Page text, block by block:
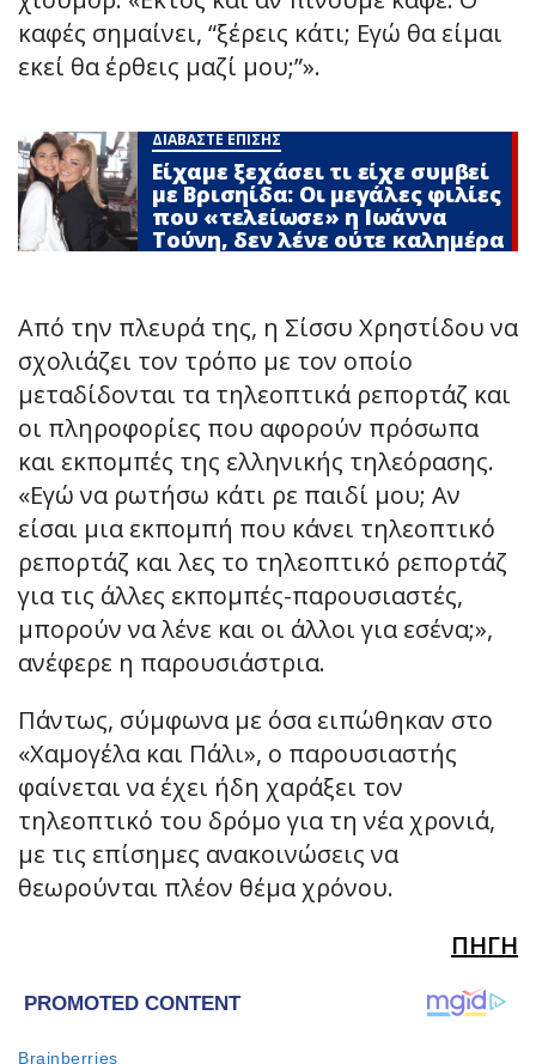
καφές σημαίνει, “ξέρεις κάτι; Εγώ θα είμαι
εκεί θα έρθεις μαζί μου;”».
ΔΙΑΒΑΣΤΕ ΕΠΙΣΗΣ
Είχαμε ξεχάσει τι είχε συμβεί
με Βρισηίδα: Οι μεγάλες φιλίες
που «τελείωσε» η Ιωάννα
Τούνη, δεν λένε ούτε καλημέρα
Από την πλευρά της, η Σίσσυ Χρηστίδου να
σχολιάζει τον τρόπο με τον οποίο
μεταδίδονται τα τηλεοπτικά ρεπορτάζ και
οι πληροφορίες που αφορούν πρόσωπα
και εκπομπές της ελληνικής τηλεόρασης.
«Εγώ να ρωτήσω κάτι ρε παιδί μου; Αν
είσαι μια εκπομπή που κάνει τηλεοπτικό
ρεπορτάζ και λες το τηλεοπτικό ρεπορτάζ
για τις άλλες εκπομπές-παρουσιαστές,
μπορούν να λένε και οι άλλοι για εσένα;»,
ανέφερε η παρουσιάστρια.
Πάντως, σύμφωνα με όσα ειπώθηκαν στο
«Χαμογέλα και Πάλι», ο παρουσιαστής
φαίνεται να έχει ήδη χαράξει τον
τηλεοπτικό του δρόμο για τη νέα χρονιά,
με τις επίσημες ανακοινώσεις να
θεωρούνται πλέον θέμα χρόνου.
ΠΗΓΗ